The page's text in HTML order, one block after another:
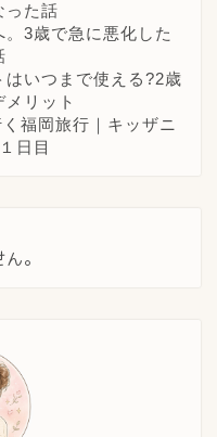
った話
3歳で急に悪化した
はいつまで使える?2歳
リット
福岡旅行｜キッザニ
日目
。